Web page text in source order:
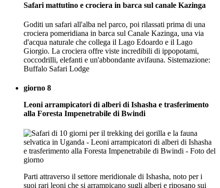
Safari mattutino e crociera in barca sul canale Kazinga
Goditi un safari all'alba nel parco, poi rilassati prima di una
crociera pomeridiana in barca sul Canale Kazinga, una via
d'acqua naturale che collega il Lago Edoardo e il Lago
Giorgio. La crociera offre viste incredibili di ippopotami,
coccodrilli, elefanti e un'abbondante avifauna. Sistemazione:
Buffalo Safari Lodge
giorno 8
Leoni arrampicatori di alberi di Ishasha e trasferimento
alla Foresta Impenetrabile di Bwindi
Parti attraverso il settore meridionale di Ishasha, noto per i
suoi rari leoni che si arrampicano sugli alberi e riposano sui